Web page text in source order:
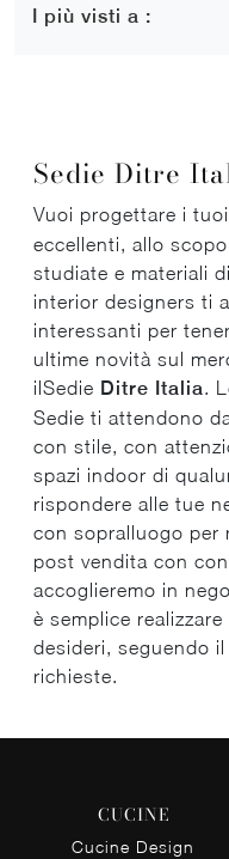
I più visti a :
Sedie Ditre
Vuoi progettare i
eccellenti, allo
studiate e materiali
interior designers ti
interessanti per
ultime novità sul
ilSedie Ditre Italia.
Sedie ti attendono
con stile, con
spazi indoor di
rispondere alle tue
con sopralluogo per
post vendita con
accoglieremo in
è semplice
desideri, seguendo
richieste.
CUCINE
Cucine Design